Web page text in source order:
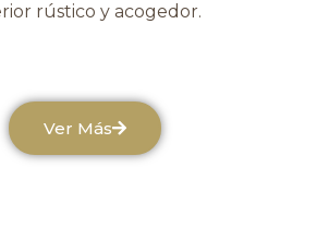
rústico y acogedor.
Ver Más